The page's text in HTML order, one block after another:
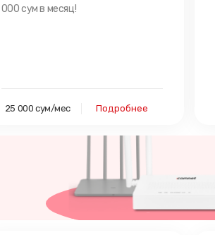
000 сум в месяц!
25 000 сум/мес Подробнее